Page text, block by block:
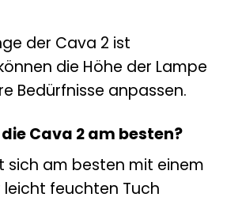
der Cava 2 ist
die Höhe der Lampe
Bedürfnisse anpassen.
Cava 2 am besten?
sich am besten mit einem
feuchten Tuch